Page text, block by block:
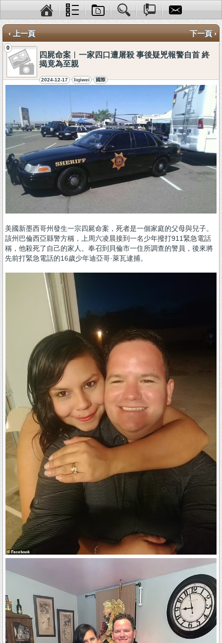
‹ 上一頁 下一頁 ›
0
四屍命案︱一家四口遭屠殺 事後疑兇報警自首 終
揭竟為至親
2024-12-17 liqiwei 國際
美國新墨西哥州發生一宗四屍命案，死者是一個家庭的父母與兒子。
該州巴倫西亞縣警方稱，上周六凌晨接到一名少年撥打911緊急電話
稱，他殺死了自己的家人。奉召到貝倫市一住所調查的警員，後來將
先前打緊急電話的16歲少年迪亞哥·萊瓦逮捕。